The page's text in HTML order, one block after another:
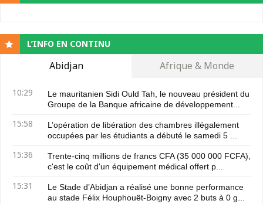
L’INFO EN CONTINU
Abidjan Afrique & Monde
10:29
Le mauritanien Sidi Ould Tah, le nouveau président du
Groupe de la Banque africaine de développement...
15:58
L’opération de libération des chambres illégalement
occupées par les étudiants a débuté le samedi 5 ...
15:36
Trente-cinq millions de francs CFA (35 000 000 FCFA),
c'est le coût d'un équipement médical offert p...
15:31
Le Stade d’Abidjan a réalisé une bonne performance
au stade Félix Houphouët-Boigny avec 2 buts à 0 g...